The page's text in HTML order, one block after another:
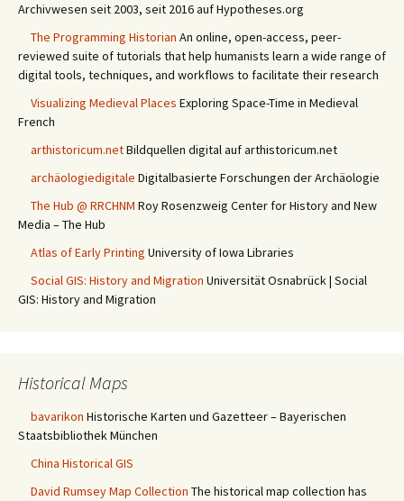
Archivwesen seit 2003, seit 2016 auf Hypotheses.org
The Programming Historian An online, open-access, peer-
reviewed suite of tutorials that help humanists learn a wide range of
digital tools, techniques, and workflows to facilitate their research
Visualizing Medieval Places Exploring Space-Time in Medieval
French
arthistoricum.netBildquellen digital auf arthistoricum.net
archäologiedigitale Digitalbasierte Forschungen der Archäologie
The Hub @ RRCHNM Roy Rosenzweig Center for History and New
Media – The Hub
Atlas of Early Printing University of Iowa Libraries
Social GIS: History and Migration Universität Osnabrück | Social
GIS: History and Migration
Historical Maps
bavarikon Historische Karten und Gazetteer – Bayerischen
Staatsbibliothek München
China Historical GIS
David Rumsey Map Collection The historical map collection has